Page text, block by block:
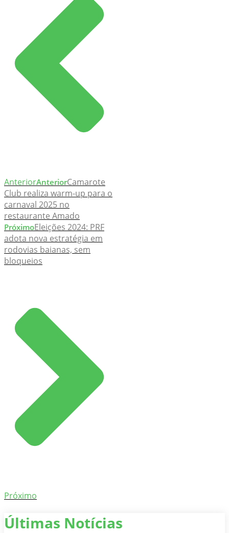
AnteriorAnteriorCamarote
Club realiza warm-up para o
carnaval 2025 no
restaurante Amado
PróximoEleições 2024: PRF
adota nova estratégia em
rodovias baianas, sem
bloqueios
Próximo
Últimas Notícias